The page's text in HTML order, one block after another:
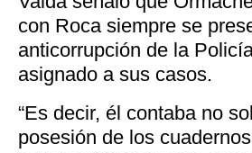
con Roca siempre se
anticorrupción de la
asignado a sus casos.
“Es decir, él contaba no
posesión de los